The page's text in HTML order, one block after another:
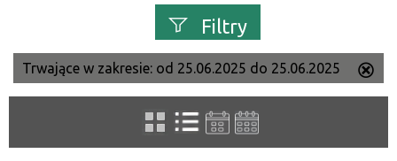
Filtry
Szukana fraza
Kategoria
Trwające w zakresie: od 25.06.2025 do 25.06.2025
ten